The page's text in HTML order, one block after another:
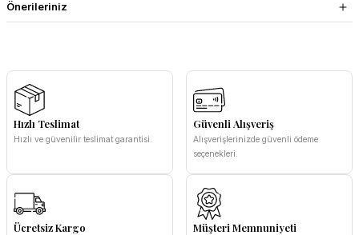
Önerileriniz
Hızlı Teslimat
Hızlı ve güvenilir teslimat garantisi.
Güvenli Alışveriş
Alışverişlerinizde güvenli ödeme
seçenekleri.
Ücretsiz Kargo Müşteri Memnuniyeti